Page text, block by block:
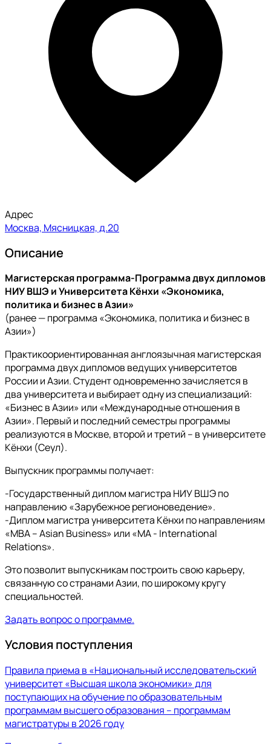
Адрес
Москва, Мясницкая, д.20
Описание
Магистерская программа-Программа двух дипломов
НИУ ВШЭ и Университета Кёнхи «Экономика,
политика и бизнес в Азии»
(ранее — программа «Экономика, политика и бизнес в
Азии»)
Практикоориентированная англоязычная магистерская
программа двух дипломов ведущих университетов
России и Азии. Студент одновременно зачисляется в
два университета и выбирает одну из специализаций:
«Бизнес в Азии» или «Международные отношения в
Азии». Первый и последний семестры программы
реализуются в Москве, второй и третий – в университете
Кёнхи (Сеул).
Выпускник программы получает:
-Государственный диплом магистра НИУ ВШЭ по
направлению «Зарубежное регионоведение».
-Диплом магистра университета Кёнхи по направлениям
«MBA – Asian Business» или «MA - International
Relations».
Это позволит выпускникам построить свою карьеру,
связанную со странами Азии, по широкому кругу
специальностей.
Задать вопрос о программе.
Условия поступления
Правила приема в «Национальный исследовательский
университет «Высшая школа экономики» для
поступающих на обучение по образовательным
программам высшего образования – программам
магистратуры в 2026 году